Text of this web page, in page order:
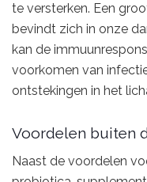
te versterken. Een
bevindt zich in onze
kan de
voorkomen van
ontstekingen in het
Voordelen buiten
Naast de voordelen